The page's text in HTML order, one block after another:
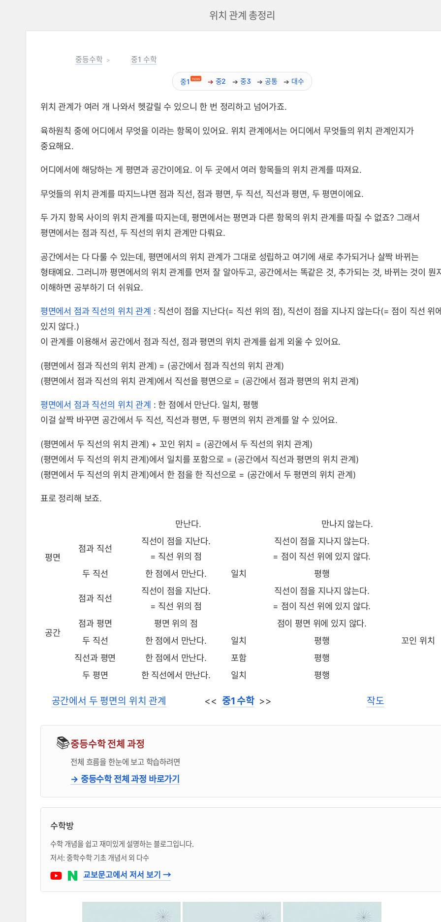
위치 관계 총정리
중등수학 중1 수학
중1 now 중2 중3 공통 대수
위치 관계 총정리 뜻, 성질, 공식 요약 및 예제
위치 관계가 여러 개 나와서 헷갈릴 수 있으니 한 번 정리하고 넘어가죠.
육하원칙 중에 어디에서 무엇을 이라는 항목이 있어요. 위치 관계에서는 어디에서 무엇들의 위치 관계인지가
중요해요.
어디에서에 해당하는 게 평면과 공간이에요. 이 두 곳에서 여러 항목들의 위치 관계를 따져요.
무엇들의 위치 관계를 따지느냐면 점과 직선, 점과 평면, 두 직선, 직선과 평면, 두 평면이에요.
두 가지 항목 사이의 위치 관계를 따지는데, 평면에서는 평면과 다른 항목의 위치 관계를 따질 수 없죠? 그래서
평면에서는 점과 직선, 두 직선의 위치 관계만 다뤄요.
공간에서는 다 다룰 수 있는데, 평면에서의 위치 관계가 그대로 성립하고 여기에 새로 추가되거나 살짝 바뀌는
형태예요. 그러니까 평면에서의 위치 관계를 먼저 잘 알아두고, 공간에서는 똑같은 것, 추가되는 것, 바뀌는 것이 뭔
이해하면 공부하기 더 쉬워요.
평면에서 점과 직선의 위치 관계 : 직선이 점을 지난다(= 직선 위의 점), 직선이 점을 지나지 않는다(= 점이 직선 위
있지 않다.)
이 관계를 이용해서 공간에서 점과 직선, 점과 평면의 위치 관계를 쉽게 외울 수 있어요.
(평면에서 점과 직선의 위치 관계) = (공간에서 점과 직선의 위치 관계)
(평면에서 점과 직선의 위치 관계)에서 직선을 평면으로 = (공간에서 점과 평면의 위치 관계)
평면에서 점과 직선의 위치 관계 : 한 점에서 만난다. 일치, 평행
이걸 살짝 바꾸면 공간에서 두 직선, 직선과 평면, 두 평면의 위치 관계를 알 수 있어요.
(평면에서 두 직선의 위치 관계) + 꼬인 위치 = (공간에서 두 직선의 위치 관계)
(평면에서 두 직선의 위치 관계)에서 일치를 포함으로 = (공간에서 직선과 평면의 위치 관계)
(평면에서 두 직선의 위치 관계)에서 한 점을 한 직선으로 = (공간에서 두 평면의 위치 관계)
표로 정리해 보죠.
만난다. 만나지 않는다.
평면
점과 직선
직선이 점을 지난다.
= 직선 위의 점
직선이 점을 지나지 않는다.
= 점이 직선 위에 있지 않다.
두 직선
한 점에서 만난다. 일치 평행
공간
점과 직선
직선이 점을 지난다.
= 직선 위의 점
직선이 점을 지나지 않는다.
= 점이 직선 위에 있지 않다.
점과 평면
평면 위의 점
점이 평면 위에 있지 않다.
두 직선
한 점에서 만난다. 일치 평행
꼬인 위치
직선과 평면
한 점에서 만난다. 포함
평행
두 평면
한 직선에서 만난다. 일치 평행
공간에서 두 평면의 위치 관계 << 중1 수학>> 작도
📚중등수학 전체 과정
전체 흐름을 한눈에 보고 학습하려면
→ 중등수학 전체 과정 바로가기
블로거 & 출판 교재 소개
수학방
수학 개념을 쉽고 재미있게 설명하는 블로그입니다.
저서: 중학수학 기초 개념서 외 다수
Youtube네이버 블로그
교보문고에서 저서 보기 →
1학년 통합 개념서 구입 페이지 1학년 2학기 개념서 구입 페이지